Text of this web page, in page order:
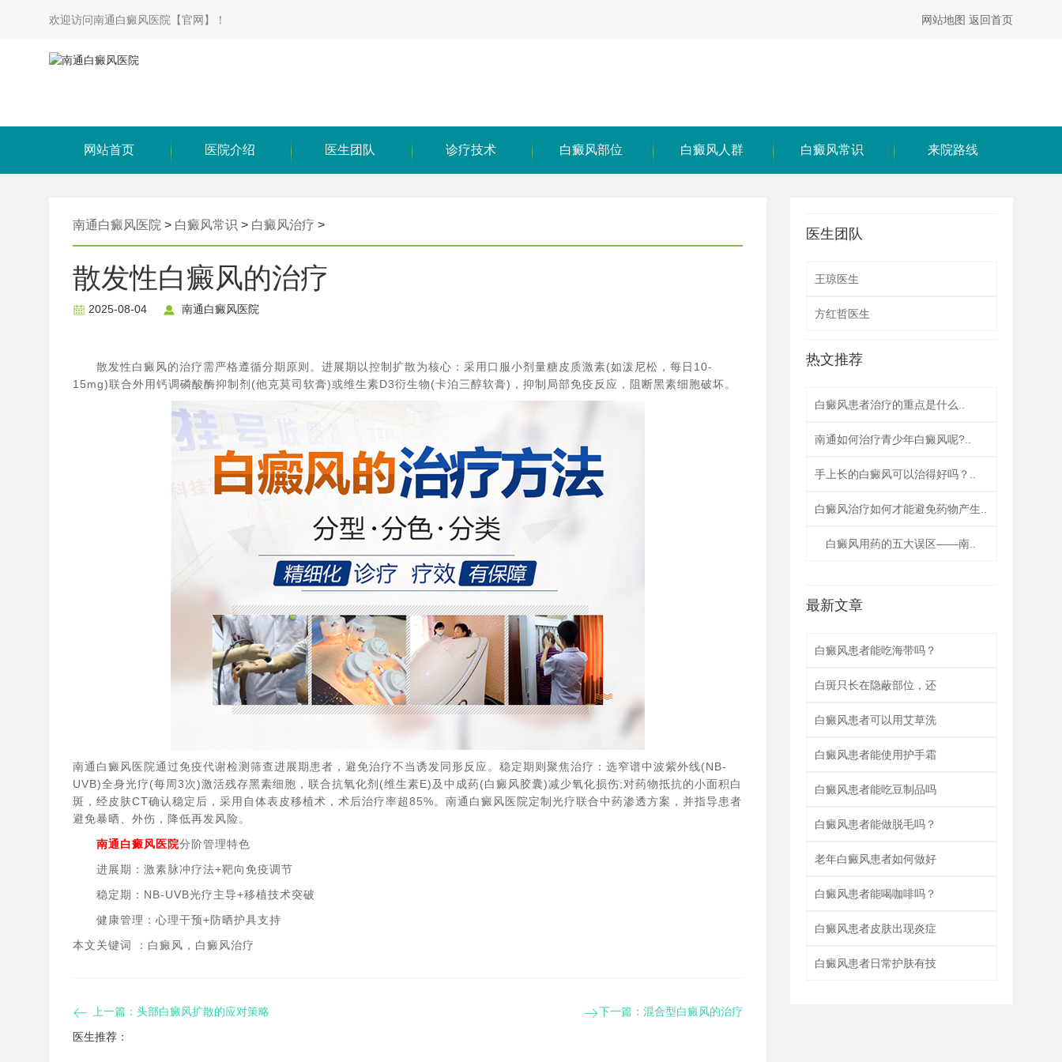
欢迎访问南通白癜风医院【官网】！ 网站地图 返回首页
网站首页 医院介绍 医生团队 诊疗技术 白癜风部位 白癜风人群 白癜风常识 来院路线
南通白癜风医院 > 白癜风常识 > 白癜风治疗 >
散发性白癜风的治疗
2025-08-04 南通白癜风医院
散发性白癜风的治疗需严格遵循分期原则。​进展期以控制扩散为核心：采用口服小剂量糖皮质激素(如泼尼松，每日10-
15mg)联合外用钙调磷酸酶抑制剂(他克莫司软膏)或维生素D3衍生物(卡泊三醇软膏)，抑制局部免疫反应，阻断黑素细胞破坏。
南通白癜风医院通过免疫代谢检测筛查进展期患者，避免治疗不当诱发同形反应。​稳定期则聚焦治疗：选窄谱中波紫外线(NB-
UVB)全身光疗(每周3次)激活残存黑素细胞，联合抗氧化剂(维生素E)及中成药(白癜风胶囊)减少氧化损伤;对药物抵抗的小面积白
斑，经皮肤CT确认稳定后，采用自体表皮移植术，术后治疗率超85%。南通白癜风医院定制光疗联合中药渗透方案，并指导患者
避免暴晒、外伤，降低再发风险。
​南通白癜风医院分阶管理特色​
​进展期​：激素脉冲疗法+靶向免疫调节
​稳定期​：NB-UVB光疗主导+移植技术突破
​健康管理​：心理干预+防晒护具支持
本文关键词 ：白癜风，白癜风治疗
上一篇： 头部白癜风扩散的应对策略 下一篇： 混合型白癜风的治疗
医生推荐：
医生团队
王琼医生
方红哲医生
热文推荐
白癜风患者治疗的重点是什么..
南通如何治疗青少年白癜风呢?..
手上长的白癜风可以治得好吗？..
白癜风治疗如何才能避免药物产生..
​白癜风用药的五大误区——南..
最新文章
白癜风患者能吃海带吗？
白斑只长在隐蔽部位，还
白癜风患者可以用艾草洗
白癜风患者能使用护手霜
白癜风患者能吃豆制品吗
白癜风患者能做脱毛吗？
老年白癜风患者如何做好
白癜风患者能喝咖啡吗？
白癜风患者皮肤出现炎症
白癜风患者日常护肤有技